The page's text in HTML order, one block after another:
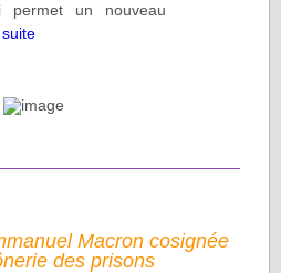
permet un nouveau
Macron cosignée
des prisons